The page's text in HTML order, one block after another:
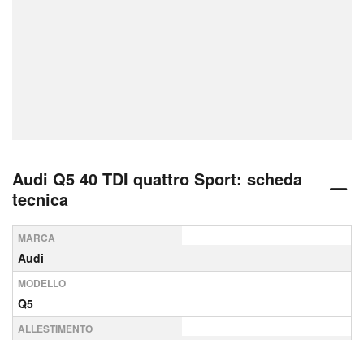
Audi Q5 40 TDI quattro Sport: scheda
tecnica
MARCA
Audi
MODELLO
Q5
ALLESTIMENTO